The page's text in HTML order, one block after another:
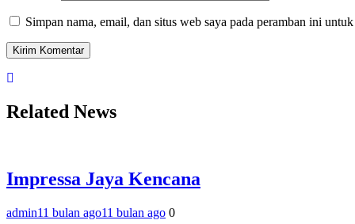
Simpan nama, email, dan situs web saya pada peramban ini
Related News
Impressa Jaya Kencana
admin11 bulan ago11 bulan ago 0